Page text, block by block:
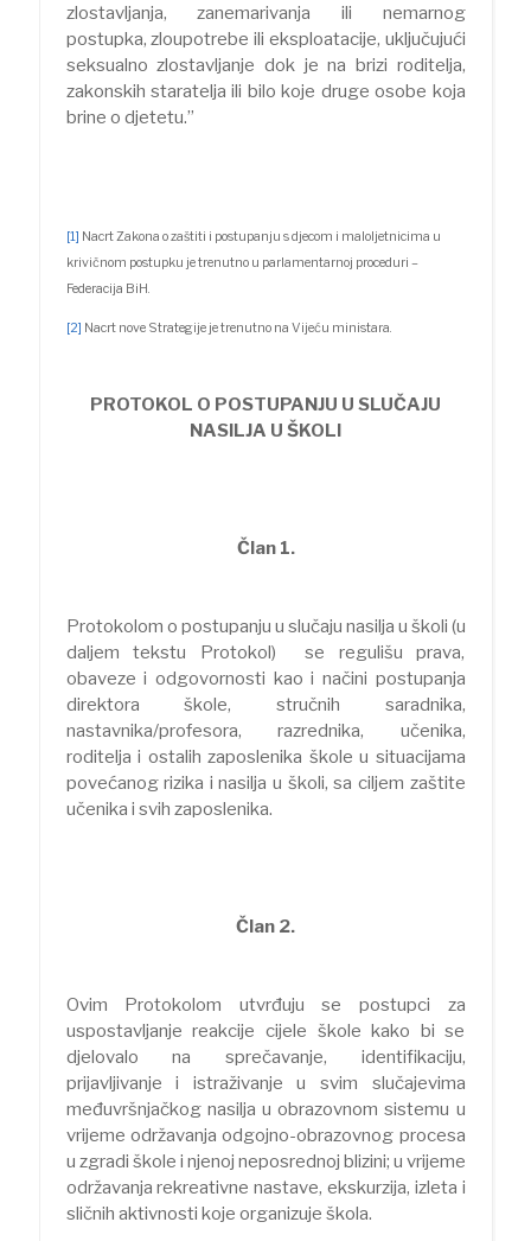
zlostavljanja, zanemarivanja ili nemarnog
postupka, zloupotrebe ili eksploatacije, uključujući
seksualno zlostavljanje dok je na brizi roditelja,
zakonskih staratelja ili bilo koje druge osobe koja
brine o djetetu.”
[1] Nacrt Zakona o zaštiti i postupanju s djecom i maloljetnicima u
krivičnom postupku je trenutno u parlamentarnoj proceduri –
Federacija BiH.
[2] Nacrt nove Strategije je trenutno na Vijeću ministara.
PROTOKOL O POSTUPANJU U SLUČAJU
NASILJA U ŠKOLI
Član 1.
Protokolom o postupanju u slučaju nasilja u školi (u
daljem tekstu Protokol) se regulišu prava,
obaveze i odgovornosti kao i načini postupanja
direktora škole, stručnih saradnika,
nastavnika/profesora, razrednika, učenika,
roditelja i ostalih zaposlenika škole u situacijama
povećanog rizika i nasilja u školi, sa ciljem zaštite
učenika i svih zaposlenika.
Član 2.
Ovim Protokolom utvrđuju se postupci za
uspostavljanje reakcije cijele škole kako bi se
djelovalo na sprečavanje, identifikaciju,
prijavljivanje i istraživanje u svim slučajevima
međuvršnjačkog nasilja u obrazovnom sistemu u
vrijeme održavanja odgojno-obrazovnog procesa
u zgradi škole i njenoj neposrednoj blizini; u vrijeme
održavanja rekreativne nastave, ekskurzija, izleta i
sličnih aktivnosti koje organizuje škola.